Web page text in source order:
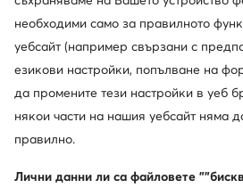
Guess
Чизми · Черен
256,16€
необходими само за правилното
уебсайт (например свързани с
езикови настройки, попълване на
да промените тези настройки в уеб
някои части на нашия уебсайт няма
правилно.
Лични данни ли са файловете